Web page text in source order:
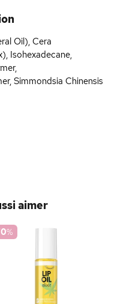
Oil), Cera
Isohexadecane,
Simmondsia Chinensis
aimer
%